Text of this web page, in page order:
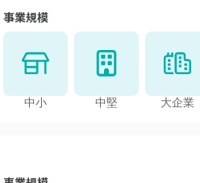
事業規模
中小 中堅 大企業